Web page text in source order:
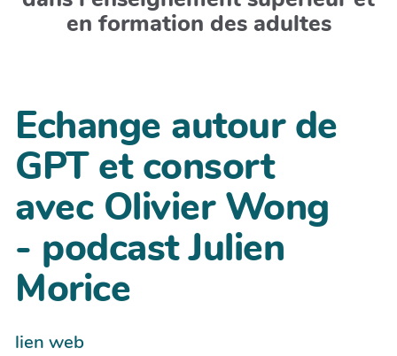
en formation des adultes
Echange autour de
GPT et consort
avec Olivier Wong
- podcast Julien
Morice
lien web